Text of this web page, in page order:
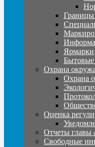
Границы
Ярмарки
Бытовые
Охрана
Охрана
Оценка
Отчеты главы
Свободные